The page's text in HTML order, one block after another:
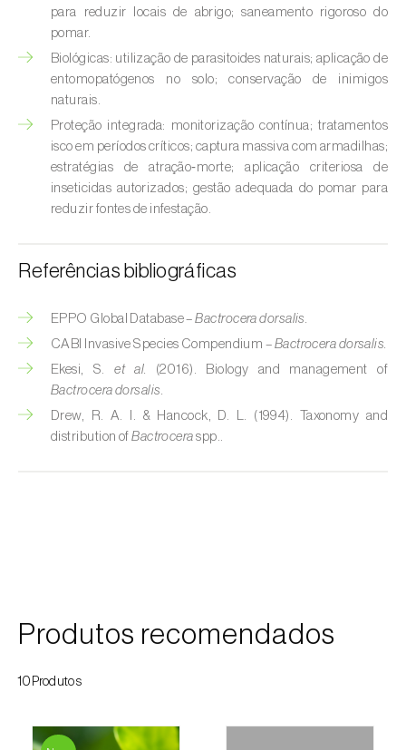
lineatella)
Broca-listrada-do-caule-do-arroz ( Chilo
suppressalis)
Neoleucinodes elegantalis)
Broca-vermelha (Cossus cossus)
Burgo-da-azinheira (Tortrix viridana
spumarius)
Cigarrinhas ( Jacobiasca lybica, Scaphoideus
titanus e Empoasca spp.)
Cobrilha-da-cortiça (Coroebus undatus)
Cochonilha-algodão-da-vinha (Planococcus
ficus)
comstocki
(= Diaspidiotus) perniciosus
Cochonilha-dos-citrinos (Planococcus citri)
para reduzir locais de abrigo; saneamento rigoroso do
pomar.
Biológicas: utilização de parasitoides naturais; aplicação de
entomopatógenos no solo; conservação de inimigos
naturais.
Proteção integrada: monitorização contínua; tratamentos
isco em períodos críticos; captura massiva com armadilhas;
estratégias de atração‑morte; aplicação criteriosa de
inseticidas autorizados; gestão adequada do pomar para
reduzir fontes de infestação.
Referências bibliográficas
EPPO Global Database –Bactrocera dorsalis.
CABI Invasive Species Compendium – Bactrocera dorsalis.
Ekesi, S.et al.
(2016). Biology and management of
Bactrocera dorsalis.
Drew, R. A. I. & Hancock, D. L. (1994). Taxonomy and
distribution ofBactrocera spp..
Produtos recomendados
10Produtos